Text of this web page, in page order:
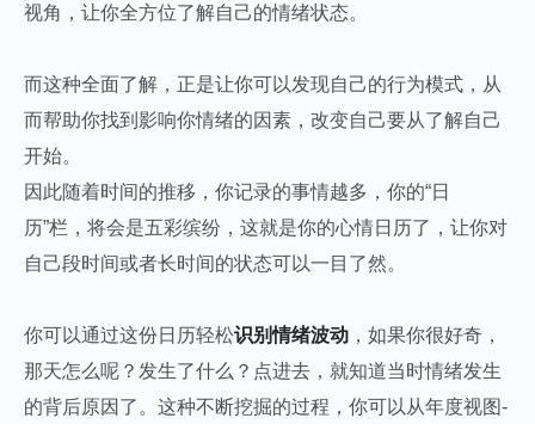
视角，让你全方位了解自己的情绪状态。
而这种全面了解，正是让你可以发现自己的行为模式，从
而帮助你找到影响你情绪的因素，改变自己要从了解自己
开始。
因此随着时间的推移，你记录的事情越多，你的“日
历”栏，将会是五彩缤纷，这就是你的心情日历了，让你对
自己段时间或者长时间的状态可以一目了然。
你可以通过这份日历轻松识别情绪波动 ，如果你很好奇，
那天怎么呢？发生了什么？点进去，就知道当时情绪发生
的背后原因了。这种不断挖掘的过程，你可以从年度视图-